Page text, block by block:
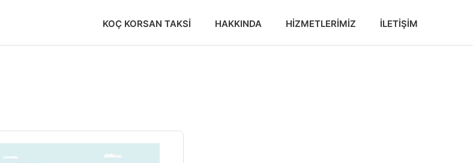
KOÇ KORSAN TAKSI HAKKINDA HIZMETLERIMIZ İLETIŞIM